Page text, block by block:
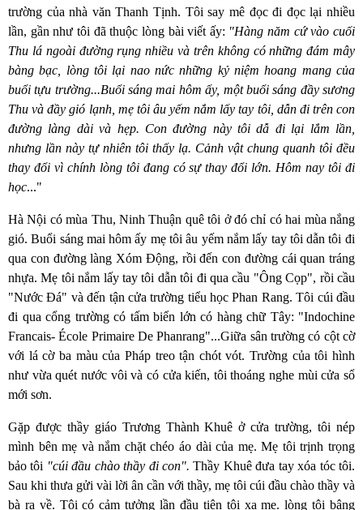
trường của nhà văn Thanh Tịnh. Tôi say mê đọc đi đọc lại nhiều
lần, gần như tôi đã thuộc lòng bài viết ấy: "Hàng năm cứ vào cuối
Thu lá ngoài đường rụng nhiều và trên không có những đám mây
bàng bạc, lòng tôi lại nao nức những kỷ niệm hoang mang của
buổi tựu trường...Buổi sáng mai hôm ấy, một buổi sáng đầy sương
Thu và đầy gió lạnh, mẹ tôi âu yếm nắm lấy tay tôi, dẫn đi trên con
đường làng dài và hẹp. Con đường này tôi dẫ đi lại lắm lần,
nhưng lần này tự nhiên tôi thấy lạ. Cảnh vật chung quanh tôi đều
thay đổi vì chính lòng tôi đang có sự thay đổi lớn. Hôm nay tôi đi
học..."
Hà Nội có mùa Thu, Ninh Thuận quê tôi ở đó chỉ có hai mùa nắng
gió. Buổi sáng mai hôm ấy mẹ tôi âu yếm nắm lấy tay tôi dẫn tôi đi
qua con đường làng Xóm Động, rồi đến con đường cái quan tráng
nhựa. Mẹ tôi nắm lấy tay tôi dẫn tôi đi qua cầu "Ông Cọp", rồi cầu
"Nước Đá" và đến tận cửa trường tiểu học Phan Rang. Tôi cúi đầu
đi qua cổng trường có tấm biển lớn có hàng chữ Tây: "Indochine
Francais- École Primaire De Phanrang"...Giữa sân trường có cột cờ
với lá cờ ba màu của Pháp treo tận chót vót. Trường của tôi hình
như vừa quét nước vôi và có cửa kiến, tôi thoáng nghe mùi cửa sổ
mới sơn.
Gặp được thầy giáo Trương Thành Khuê ở cửa trường, tôi nép
mình bên mẹ và nắm chặt chéo áo dài của mẹ. Mẹ tôi trịnh trọng
bảo tôi "cúi đầu chào thầy đi con". Thầy Khuê đưa tay xóa tóc tôi.
Sau khi thưa gửi vài lời ân cần với thầy, mẹ tôi cúi đầu chào thầy và
bà ra về. Tôi có cảm tưởng lần đầu tiên tôi xa mẹ. lòng tôi bâng